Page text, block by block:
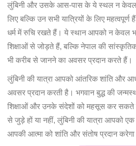
लुंबिनी और उसके आस-पास के ये स्थल न केवल
लिए बल्कि उन सभी यात्रियों के लिए
धर्म में रुचि रखते हैं। ये स्थान आपको न केवल
शिक्षाओं से जोड़ते हैं, बल्कि नेपाल की
भी करीब से जानने का अवसर प्रदान करते हैं।
लुंबिनी की यात्रा आपको आंतरिक शांति और
अवसर प्रदान करती है। भगवान बुद्ध की
शिक्षाओं और उनके संदेशों को महसूस कर सकते
से जुड़े हों या नहीं, लुंबिनी की यात्रा आपको
आपकी आत्मा को शांति और संतोष प्रदान